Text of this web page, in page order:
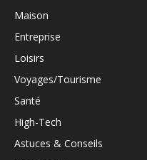
Maison
Entreprise
Loisirs
Voyages/Tourisme
Santé
High-Tech
Astuces & Conseils